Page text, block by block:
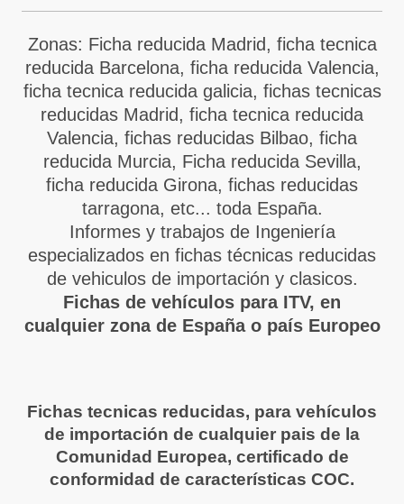
Zonas: Ficha reducida Madrid, ficha tecnica
reducida Barcelona, ficha reducida Valencia,
ficha tecnica reducida galicia, fichas tecnicas
reducidas Madrid, ficha tecnica reducida
Valencia, fichas reducidas Bilbao, ficha
reducida Murcia, Ficha reducida Sevilla,
ficha reducida Girona, fichas reducidas
tarragona, etc... toda España.
Informes y trabajos de Ingeniería
especializados en fichas técnicas reducidas
de vehiculos de importación y clasicos.
Fichas de vehículos para ITV, en
cualquier zona de España o país Europeo
Fichas tecnicas reducidas, para vehículos
de importación de cualquier pais de la
Comunidad Europea, certificado de
conformidad de características COC.